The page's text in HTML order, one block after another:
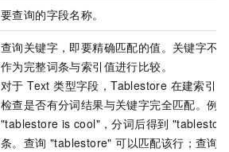
要查询的字段名称。
查询关键字，即要精确匹配的值。关键字不
作为完整词条与索引值进行比较。
对于 Text 类型字段，Tablestore 在建索引
检查是否有分词结果与关键字完全匹配。例
"tablestore is cool"，分词后得到
条。查询 "tablestore" 可以匹配该行；查询